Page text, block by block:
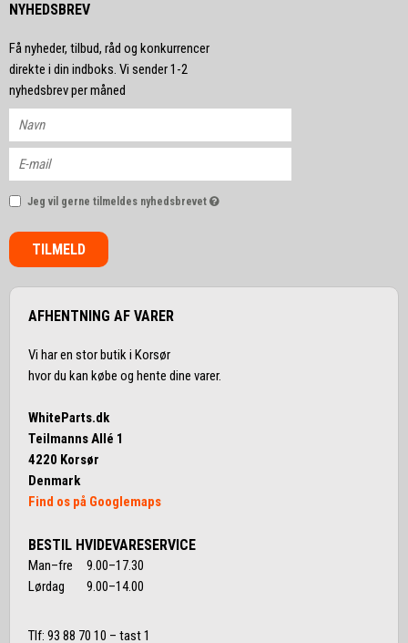
NYHEDSBREV
Få nyheder, tilbud, råd og konkurrencer
direkte i din indboks. Vi sender 1-2
nyhedsbrev per måned
Jeg vil gerne tilmeldes nyhedsbrevet
TILMELD
AFHENTNING AF VARER
Vi har en stor butik i Korsør
hvor du kan købe og hente dine varer.
WhiteParts.dk
Teilmanns Allé 1
4220 Korsør
Denmark
Find os på Googlemaps
BESTIL HVIDEVARESERVICE
Man–fre 9.00–17.30
Lørdag 9.00–14.00
Tlf: 93 88 70 10 – tast 1